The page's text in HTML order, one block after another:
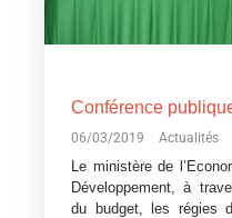
06/03/2019 Actualités
Le ministère de
Développement, à
du budget, les régies